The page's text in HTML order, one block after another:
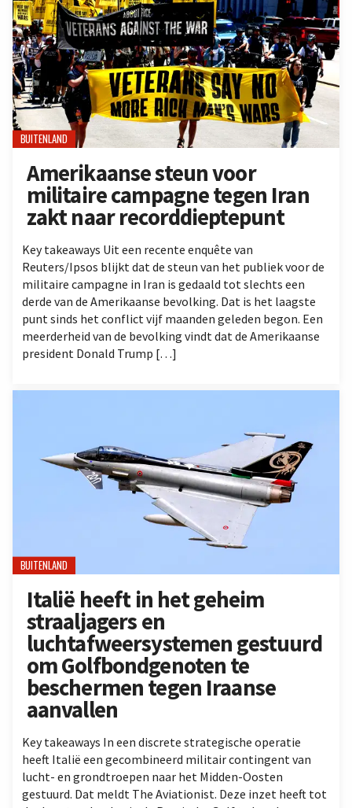
BUITENLAND
Amerikaanse steun voor
militaire campagne tegen Iran
zakt naar recorddieptepunt
Key takeaways Uit een recente enquête van
Reuters/Ipsos blijkt dat de steun van het publiek voor de
militaire campagne in Iran is gedaald tot slechts een
derde van de Amerikaanse bevolking. Dat is het laagste
punt sinds het conflict vijf maanden geleden begon. Een
meerderheid van de bevolking vindt dat de Amerikaanse
president Donald Trump […]
BUITENLAND
Italië heeft in het geheim
straaljagers en
luchtafweersystemen gestuurd
om Golfbondgenoten te
beschermen tegen Iraanse
aanvallen
Key takeaways In een discrete strategische operatie
heeft Italië een gecombineerd militair contingent van
lucht- en grondtroepen naar het Midden-Oosten
gestuurd. Dat meldt The Aviationist. Deze inzet heeft tot